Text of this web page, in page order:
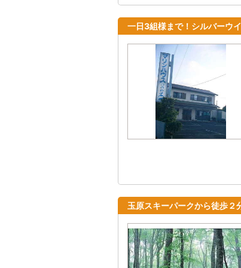
一日3組様まで！シルバーウ
玉原スキーパークから徒歩２